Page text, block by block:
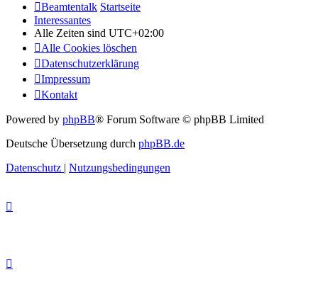
Beamtentalk Startseite
Interessantes
Alle Zeiten sind UTC+02:00
Alle Cookies löschen
Datenschutzerklärung
Impressum
Kontakt
Powered by phpBB® Forum Software © phpBB Limited
Deutsche Übersetzung durch phpBB.de
Datenschutz | Nutzungsbedingungen